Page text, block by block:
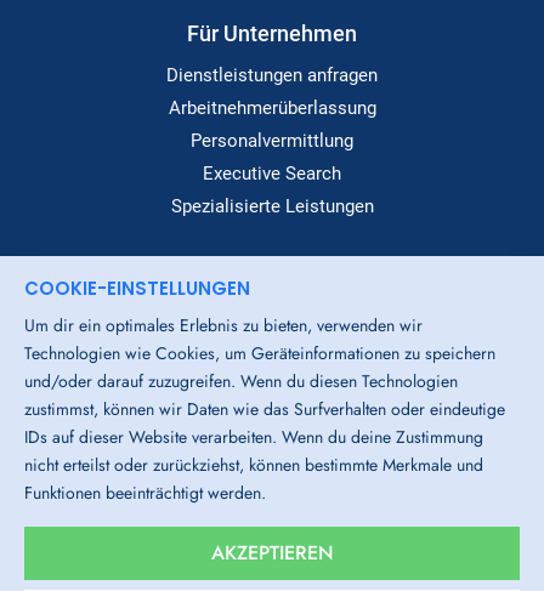
Für Unternehmen
Dienstleistungen anfragen
Arbeitnehmerüberlassung
Personalvermittlung
Executive Search
Spezialisierte Leistungen
Dialog
Standorte
Über Uns
Login-Bereich
Downloads
Datenschutz
Hinweisgeber-System
Gender-Hinweis
COOKIE-EINSTELLUNGEN
Um dir ein optimales Erlebnis zu bieten, verwenden wir
Technologien wie Cookies, um Geräteinformationen zu speichern
und/oder darauf zuzugreifen. Wenn du diesen Technologien
zustimmst, können wir Daten wie das Surfverhalten oder eindeutige
IDs auf dieser Website verarbeiten. Wenn du deine Zustimmung
nicht erteilst oder zurückziehst, können bestimmte Merkmale und
Funktionen beeinträchtigt werden.
AKZEPTIEREN